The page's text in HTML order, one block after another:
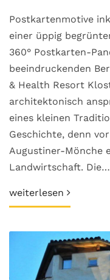
Postkartenmotive
einer üppig
360° Postkarten-
beeindruckenden
& Health Resort
architektonisch
eines kleinen
Geschichte, denn
Augustiner-Mönche
Landwirtschaft. Die…
weiterlesen